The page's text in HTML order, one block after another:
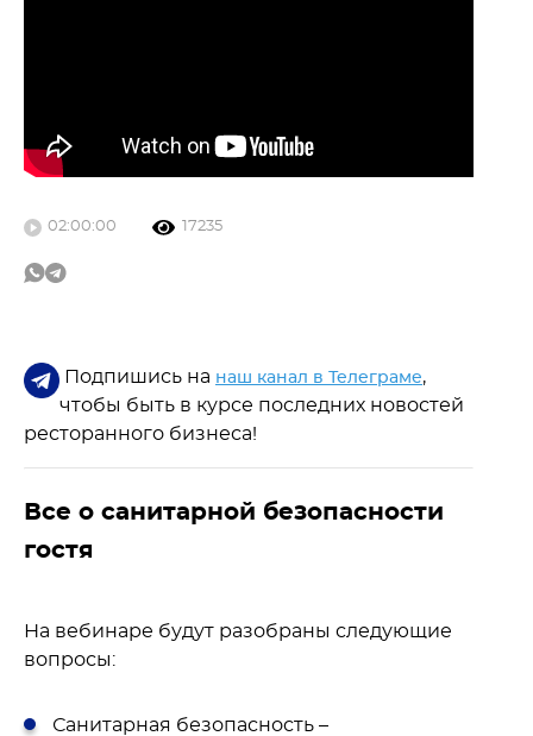
02:00:00 17235
Подпишись на наш канал в Телеграме,
чтобы быть в курсе последних новостей
ресторанного бизнеса!
Все о санитарной безопасности
гостя
На вебинаре будут разобраны следующие
вопросы:
Санитарная безопасность –